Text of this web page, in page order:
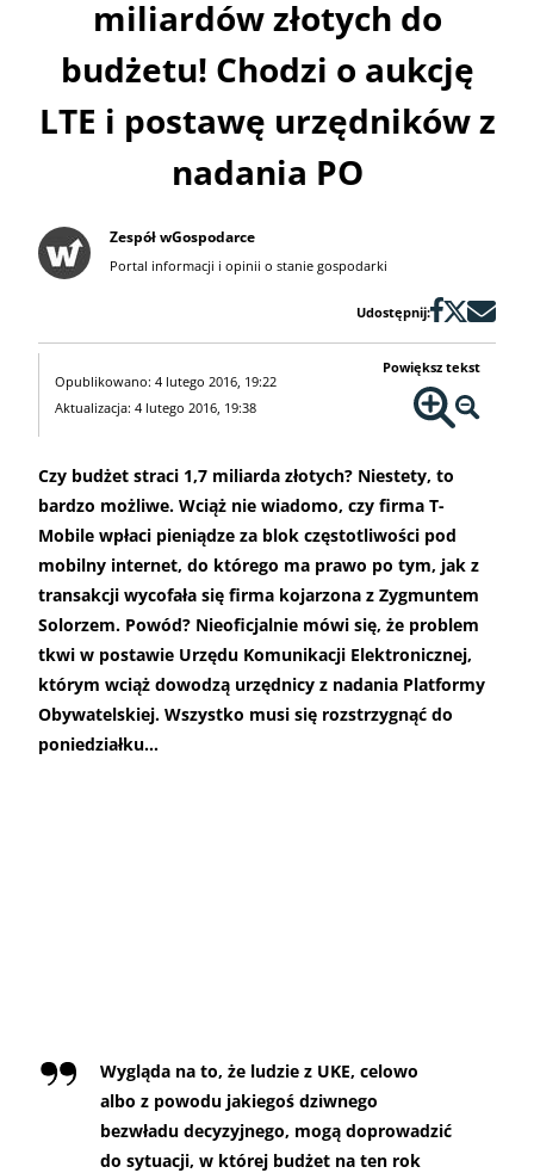
miliardów złotych do
budżetu! Chodzi o aukcję
LTE i postawę urzędników z
nadania PO
Zespół wGospodarce
Portal informacji i opinii o stanie gospodarki
Udostępnij:
Opublikowano: 4 lutego 2016, 19:22
Aktualizacja: 4 lutego 2016, 19:38
Powiększ tekst
Czy budżet straci 1,7 miliarda złotych? Niestety, to
bardzo możliwe. Wciąż nie wiadomo, czy firma T-
Mobile wpłaci pieniądze za blok częstotliwości pod
mobilny internet, do którego ma prawo po tym, jak z
transakcji wycofała się firma kojarzona z Zygmuntem
Solorzem. Powód? Nieoficjalnie mówi się, że problem
tkwi w postawie Urzędu Komunikacji Elektronicznej,
którym wciąż dowodzą urzędnicy z nadania Platformy
Obywatelskiej. Wszystko musi się rozstrzygnąć do
poniedziałku…
Wygląda na to, że ludzie z UKE, celowo
albo z powodu jakiegoś dziwnego
bezwładu decyzyjnego, mogą doprowadzić
do sytuacji, w której budżet na ten rok